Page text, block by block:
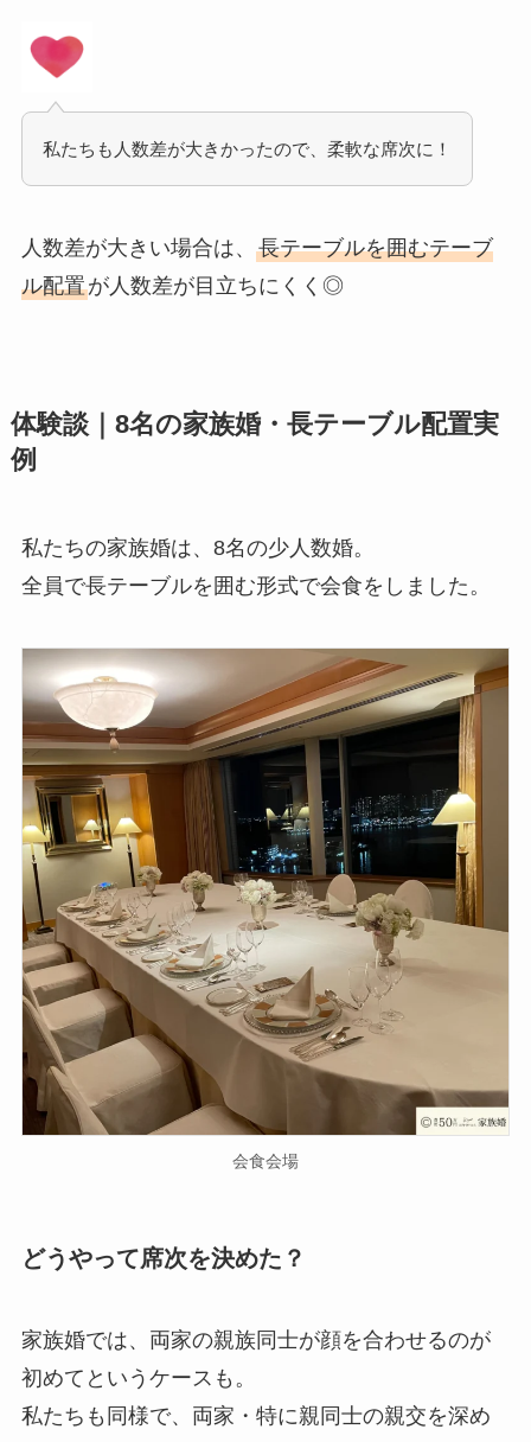
私たちも人数差が大きかったので、柔軟な席次に！
人数差が大きい場合は、 長テーブルを囲むテーブ
ル配置が人数差が目立ちにくく◎
体験談｜8名の家族婚・長テーブル配置実
例
私たちの家族婚は、8名の少人数婚。
全員で長テーブルを囲む形式で会食をしました。
会食会場
どうやって席次を決めた？
家族婚では、両家の親族同士が顔を合わせるのが
初めてというケースも。
私たちも同様で、両家・特に親同士の親交を深め